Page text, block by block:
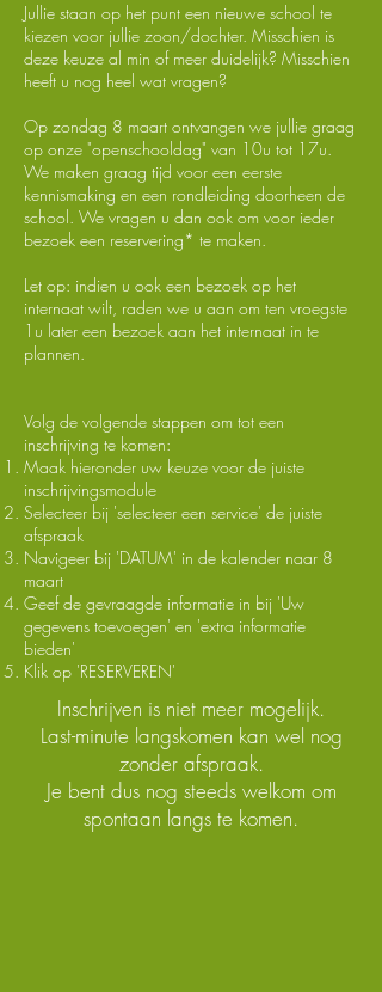
Jullie staan op het punt een nieuwe school te
kiezen voor jullie zoon/dochter. Misschien is
deze keuze al min of meer duidelijk? Misschien
heeft u nog heel wat vragen?​
Op zondag 8 maart ontvangen we jullie graag
op onze "openschooldag" van 10u tot 17u.
We maken graag tijd voor een eerste
kennismaking en een rondleiding doorheen de
school.​ We vragen u dan ook om voor ieder
bezoek een reservering* te maken.
Let op: indien u ook een bezoek op het
internaat wilt, raden we u aan om ten vroegste
1u later een bezoek aan het internaat in te
plannen.
Volg de volgende stappen om tot een
inschrijving te komen:
Maak hieronder uw keuze voor de juiste
inschrijvingsmodule
Selecteer bij 'selecteer een service' de juiste
afspraak
Navigeer bij 'DATUM' in de kalender naar 8
maart
Geef de gevraagde informatie in bij 'Uw
gegevens toevoegen' en 'extra informatie
bieden'
Klik op 'RESERVEREN'
Inschrijven is niet meer mogelijk.
Last-minute langskomen kan wel nog
zonder afspraak.
Je bent dus nog steeds welkom om
spontaan langs te komen.